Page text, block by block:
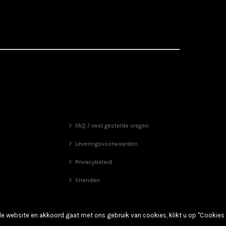
FAQ / veel gestelde vragen
Leveringsvoorwaarden
Privacybeleid
Vrienden
website en akkoord gaat met ons gebruik van cookies, klikt u op "Cookies